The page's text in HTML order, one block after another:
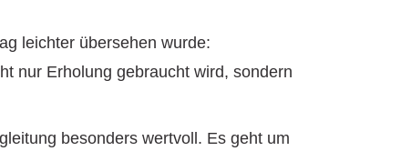
leichter übersehen wurde:
nur Erholung gebraucht wird, sondern
besonders wertvoll. Es geht um